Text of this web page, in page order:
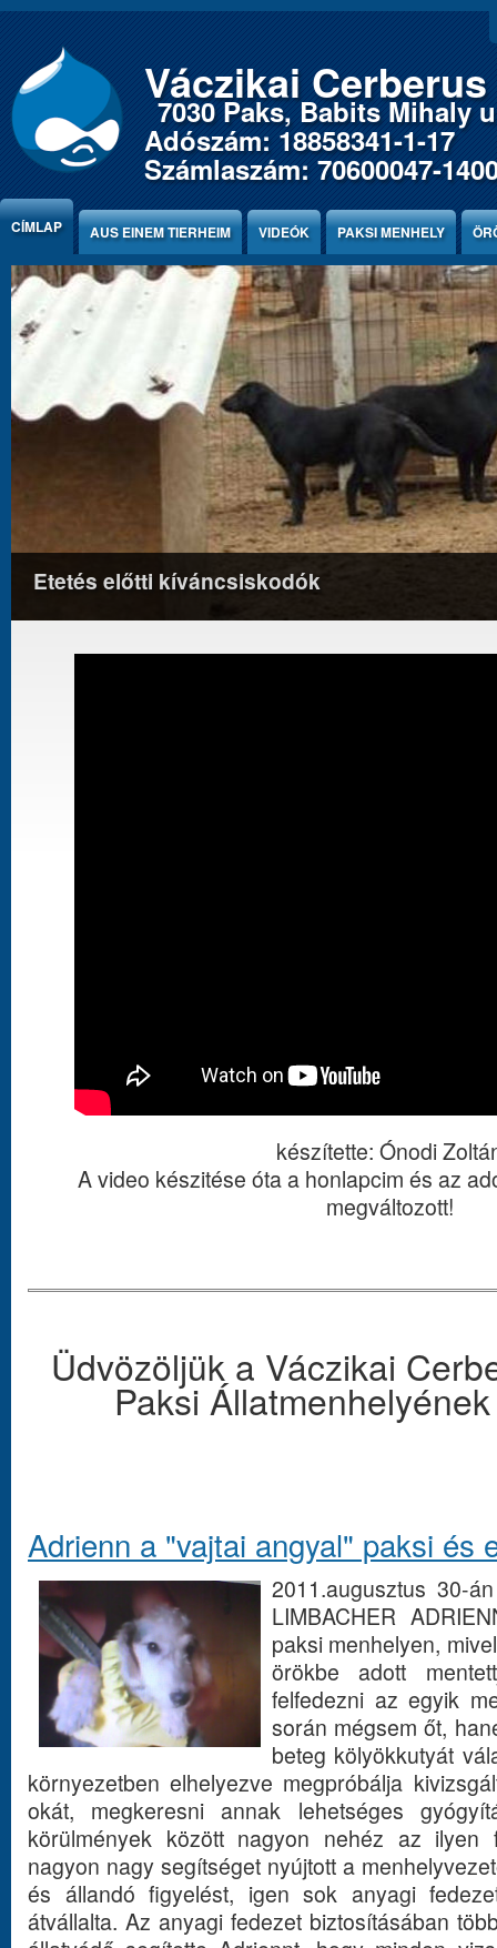
Jump to Content
Váczikai
7030 Paks, Babits Mihaly
Adószám: 18858341-1-17
Számlaszám: 70600047-
CÍMLAP AUS EINEM TIERHEIM VIDEÓK PAKSI MENHELY
Etetés előtti kíváncsiskodók
készítette: Ónodi
A video készitése óta a honlapcim és az
megváltozott!
Üdvözöljük a Váczikai
Paksi
Adrienn a "vajtai angyal" paksi és
2011.augusztus 30-
LIMBACHER
paksi menhelyen,
örökbe adott
felfedezni az egyik
során mégsem őt,
beteg kölyökkutyát
környezetben elhelyezve megpróbálja
okát, megkeresni annak lehetséges
körülmények között nagyon nehéz az ilyen
nagyon nagy segítséget nyújtott a
és állandó figyelést, igen sok anyagi
átvállalta. Az anyagi fedezet biztosításában